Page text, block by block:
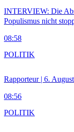
INTERVIEW: Die
Populismus nicht
08:58
Rapporteur | 6.
08:56
POLITIK
POLITIK